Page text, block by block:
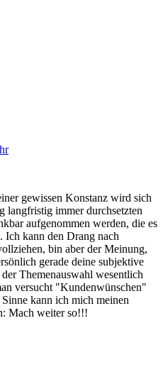
gewissen Konstanz wird sich
langfristig immer durchsetzten
aufgenommen werden, die es
Ich kann den Drang nach
bin aber der Meinung,
gerade deine subjektive
Themenauswahl wesentlich
versucht "Kundenwünschen"
kann ich mich meinen
Mach weiter so!!!